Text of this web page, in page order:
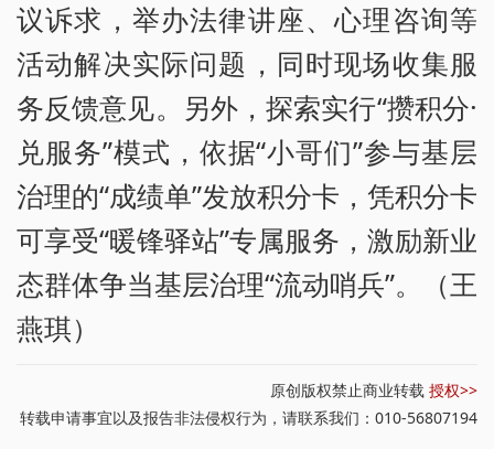
议诉求，举办法律讲座、心理咨询等
活动解决实际问题，同时现场收集服
务反馈意见。另外，探索实行“攒积分·
兑服务”模式，依据“小哥们”参与基层
治理的“成绩单”发放积分卡，凭积分卡
可享受“暖锋驿站”专属服务，激励新业
态群体争当基层治理“流动哨兵”。（王
燕琪）
原创版权禁止商业转载 授权>>
转载申请事宜以及报告非法侵权行为，请联系我们：010-56807194